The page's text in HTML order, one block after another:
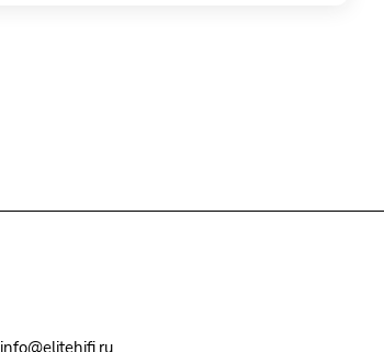
info@elitehifi.ru